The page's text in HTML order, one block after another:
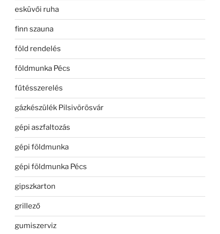
esküvői ruha
finn szauna
föld rendelés
földmunka Pécs
fűtésszerelés
gázkészülék Pilsivörösvár
gépi aszfaltozás
gépi földmunka
gépi földmunka Pécs
gipszkarton
grillező
gumiszerviz